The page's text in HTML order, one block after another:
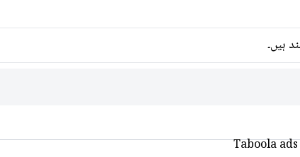
ہیں۔
Taboola